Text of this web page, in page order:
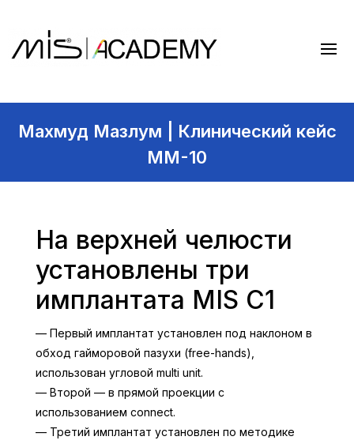
Махмуд Мазлум | Клинический кейс
MM-10
На верхней челюсти
установлены три
имплантата MIS C1
— Первый имплантат установлен под наклоном в
обход гайморовой пазухи (free-hands),
использован угловой multi unit.
— Второй — в прямой проекции с
использованием connect.
— Третий имплантат установлен по методике